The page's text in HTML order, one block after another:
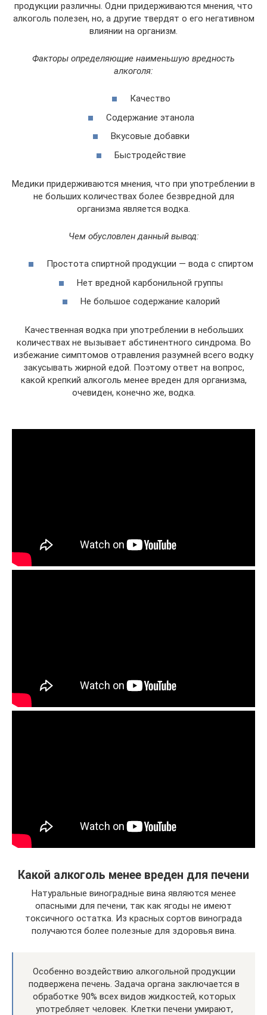
продукции различны. Одни придерживаются мнения, что
алкоголь полезен, но, а другие твердят о его негативном
влиянии на организм.
Факторы определяющие наименьшую вредность
алкоголя:
Качество
Содержание этанола
Вкусовые добавки
Быстродействие
Медики придерживаются мнения, что при употреблении в
не больших количествах более безвредной для
организма является водка.
Чем обусловлен данный вывод:
Простота спиртной продукции — вода с спиртом
Нет вредной карбонильной группы
Не большое содержание калорий
Качественная водка при употреблении в небольших
количествах не вызывает абстинентного синдрома. Во
избежание симптомов отравления разумней всего водку
закусывать жирной едой. Поэтому ответ на вопрос,
какой крепкий алкоголь менее вреден для организма,
очевиден, конечно же, водка.
Какой алкоголь менее вреден для печени
Натуральные виноградные вина являются менее
опасными для печени, так как ягоды не имеют
токсичного остатка. Из красных сортов винограда
получаются более полезные для здоровья вина.
Особенно воздействию алкогольной продукции
подвержена печень. Задача органа заключается в
обработке 90% всех видов жидкостей, которых
употребляет человек. Клетки печени умирают,